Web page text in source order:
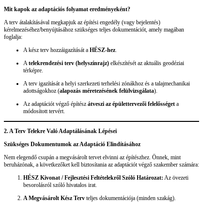
Mit kapok az adaptációs folyamat eredményeként?
A terv átalakításával megkapjuk az építési engedély (vagy bejelentés)
kérelmezéséhez/benyújtásához szükséges teljes dokumentációt, amely magában
foglalja:
A kész terv hozzáigazítását a HÉSZ-hez
A telekrendezési terv (helyszínrajz) elkészítését az aktuális geodéziai
térképre.
A terv igazítását a helyi szerkezeti terhelési zónákhoz és a talajmechanikai
adottságokhoz (alapozás méretezésének felülvizsgálata).
Az adaptációt végző építész átveszi az épülettervezői felelősséget a
módosított tervért.
2. A Terv Telekre Való Adaptálásának Lépései
Szükséges Dokumentumok az Adaptáció Elindításához
Nem elegendő csupán a megvásárolt tervet elvinni az építészhez. Önnek, mint
beruházónak, a következőket kell biztosítania az adaptációt végző szakember számára:
HÉSZ Kivonat / Fejlesztési Feltételekről Szóló Határozat: Az övezeti
besorolásról szóló hivatalos irat.
A Megvásárolt Kész Terv teljes dokumentációja (minden szakág).